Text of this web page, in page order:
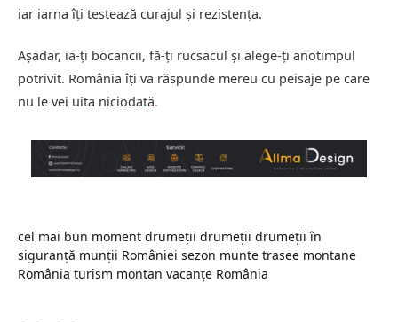
iar iarna îți testează curajul și rezistența.
Așadar, ia-ți bocancii, fă-ți rucsacul și alege-ți anotimpul
potrivit. România îți va răspunde mereu cu peisaje pe care
nu le vei uita niciodată.
cel mai bun moment drumeții drumeții drumeții în
siguranță munții României sezon munte trasee montane
România turism montan vacanțe România